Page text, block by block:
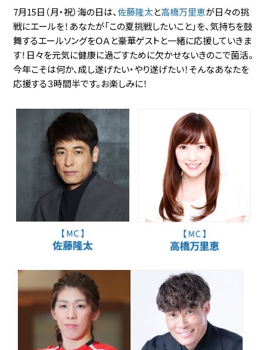
7月15日（月・祝）海の日は、佐藤隆太と高橋万里恵が日々の挑
戦にエールを！ あなたが「この夏挑戦したいこと」を、気持ちを鼓
舞するエールソングをＯＡと豪華ゲストと一緒に応援していきま
す！ 日々を元気に健康に過ごすために欠かせないきのこで菌活。
今年こそは何か、成し遂げたい・やり遂げたい！そんなあなたを
応援する３時間半です。お楽しみに！